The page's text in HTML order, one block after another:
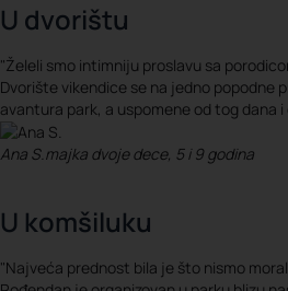
U komšiluku
"Najveća prednost bila je što nismo
U dvorištu
"Želeli smo intimniju proslavu sa
Dvorište vikendice se na jedno popodne
avantura park, a uspomene od tog dana
Ana S.majka dvoje dece, 5 i 9 godina